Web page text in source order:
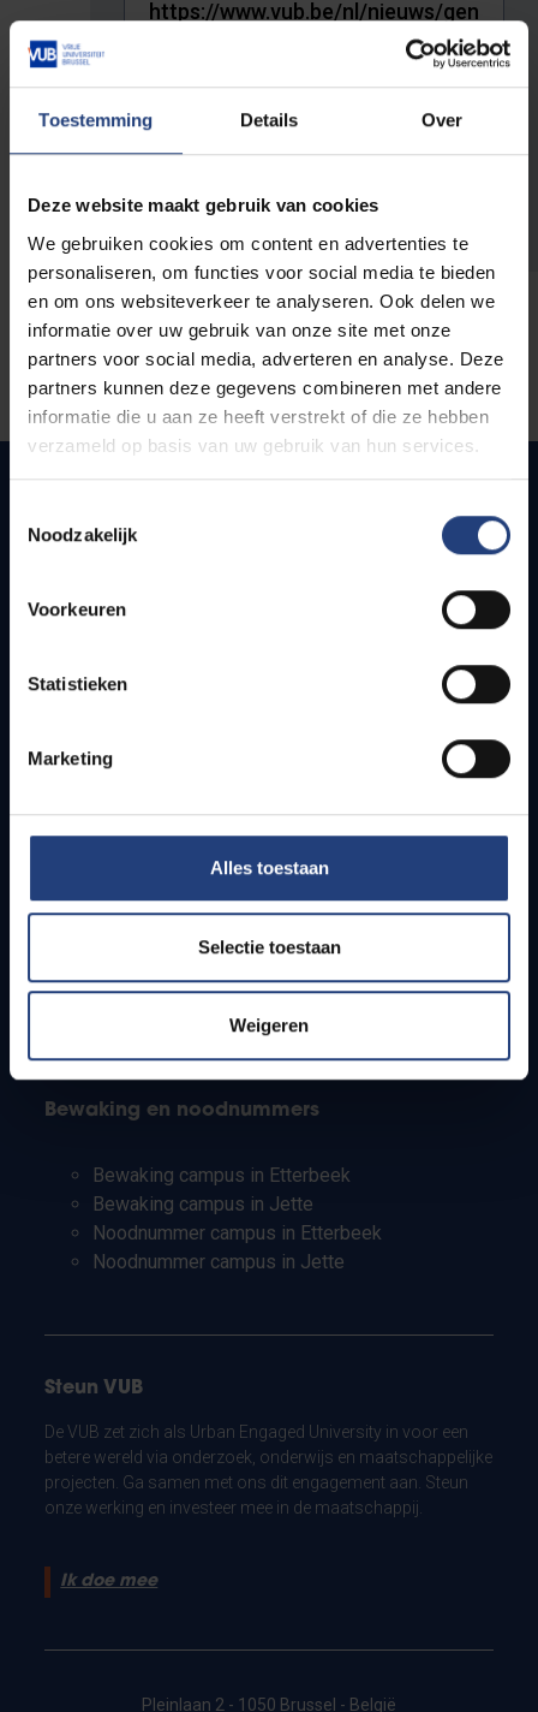
Toestemming Details Over
Deze website maakt gebruik van cookies
We gebruiken cookies om content en advertenties te
personaliseren, om functies voor social media te bieden
en om ons websiteverkeer te analyseren. Ook delen we
informatie over uw gebruik van onze site met onze
partners voor social media, adverteren en analyse. Deze
partners kunnen deze gegevens combineren met andere
informatie die u aan ze heeft verstrekt of die ze hebben
verzameld op basis van uw gebruik van hun services.
Noodzakelijk
Voorkeuren
Statistieken
Marketing
Alles toestaan
Selectie toestaan
Weigeren
De volledige URL van de pagina waar je de fout zag.
Snel naar
Bereikbaarheid
Studenten
PhD-studenten
Leerkrachten en secundaire scholen
Bewaking en noodnummers
Bewaking campus in Etterbeek
Bewaking campus in Jette
Noodnummer campus in Etterbeek
Noodnummer campus in Jette
Steun VUB
De VUB zet zich als Urban Engaged University in voor een
betere wereld via onderzoek, onderwijs en maatschappelijke
projecten. Ga samen met ons dit engagement aan. Steun
onze werking en investeer mee in de maatschappij.
Ik doe mee
Pleinlaan 2 - 1050 Brussel - België